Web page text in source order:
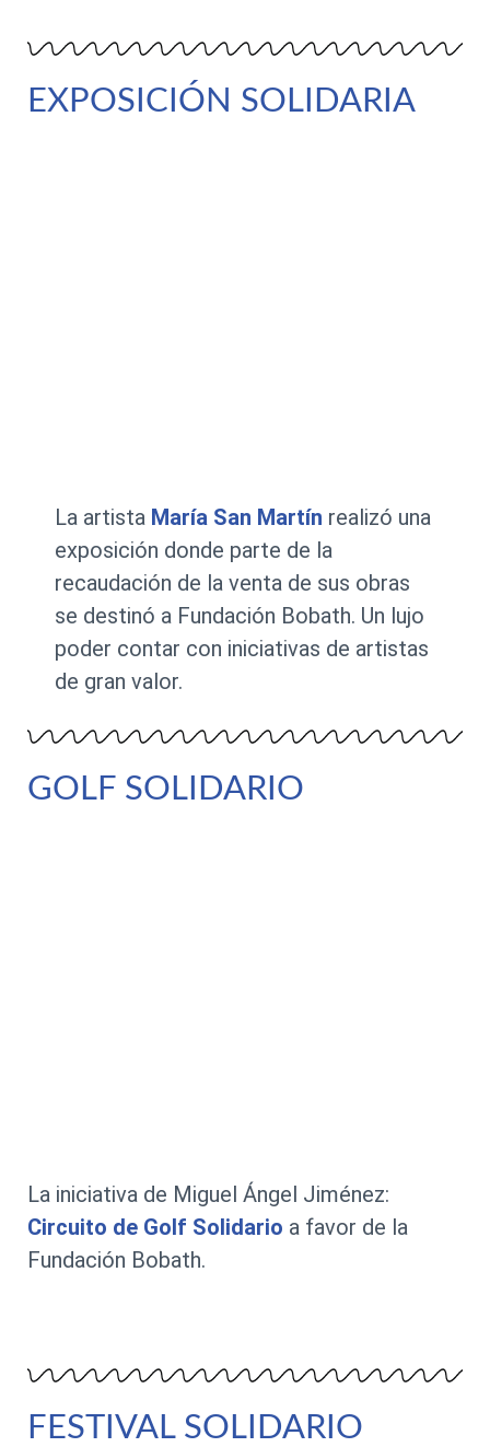
EXPOSICIÓN SOLIDARIA
La artista María San Martín realizó una
exposición donde parte de la
recaudación de la venta de sus obras
se destinó a Fundación Bobath. Un lujo
poder contar con iniciativas de artistas
de gran valor.
GOLF SOLIDARIO
La iniciativa de Miguel Ángel Jiménez:
Circuito de Golf Solidario a favor de la
Fundación Bobath.
FESTIVAL SOLIDARIO